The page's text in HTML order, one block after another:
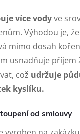
více vodyve
Výhodou je,
mimo dosah
usnadňuje příjem
což udržuje
kyslíku.
od smlouvy